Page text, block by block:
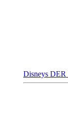
Disneys